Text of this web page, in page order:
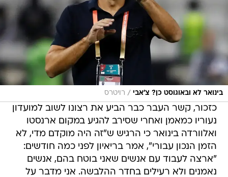
בינואר לא ובאוגוסט כן? צ'אבי / רויטרס
כזכור, קשר העבר כבר הביע את רצונו לשוב למועדון
נעוריו כמאמן ואחרי שסירב להגיע במקום ארנסטו
ואלוורדה בינואר כי הרגיש ש"זה היה מוקדם מדי, לא
הזמן הנכון עבורי", אמר בריאיון לפני כמה חודשים:
"ארצה לעבוד עם אנשים שאני בוטח בהם, אנשים
נאמנים ולא רעילים בחדר ההלבשה. אני מדבר על